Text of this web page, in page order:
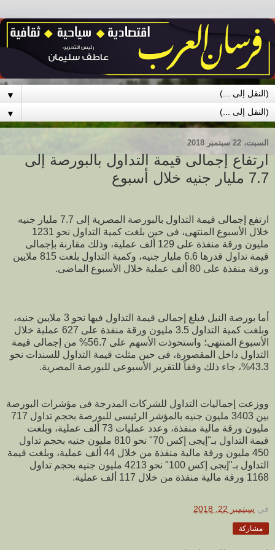
▼
▼
السبت، 22 سبتمبر 2018
ارتفاع إجمالى قيمة التداول بالبورصة إلى
7.7 مليار جنيه خلال أسبوع
ارتفع إجمالى قيمة التداول بالبورصة المصرية إلى 7.7 مليار جنيه
خلال الأسبوع المنتهى، فى حين بلغت كمية التداول نحو 1231
مليون ورقة منفذة على 129 ألف عملية، وذلك مقارنة بإجمالى
قيمة تداول قدرها 6.6 مليار جنيه، وكمية التداول بلغت 815 ملايين
ورقة منفذة على 80 ألف عملية خلال الأسبوع الماضى.
أما بورصة النيل فبلغ إجمالى قيمة التداول فيها نحو 3 ملايين جنيه،
وبلغت كمية التداول 3.5 مليون ورقة منفذة على 627 عملية خلال
الأسبوع المنتهى؛ واستحوذت الأسهم على 56.7% من إجمالى قيمة
التداول داخل المقصورة، فى حين مثلت قيمة التداول للسندات نحو
43.3%، جاء ذلك وفقاً للتقرير الأسبوعى للبورصة المصرية.
ووزعت إجماليات التداول للشركات المدرجة فى مؤشرات البورصة
بين 3403 مليون جنيه بالمؤشر الرئيسى للبورصة بحجم تداول 717
مليون ورقة مالية منفذة، وعدد عمليات 73 ألف عملية، وبلغت
قيمة التداول بـ"إيجى إكس 70" نحو 810 مليون جنيه بحجم تداول
450 مليون ورقة مالية منفذة من خلال 44 ألف عملية، وبلغت قيمة
التداول بـ"إيجى إكس 100" نحو 4213 مليون جنيه بحجم تداول
1168 ورقة مالية منفذة من خلال 117 ألف عملية.
في سبتمبر 22, 2018
مشاركة